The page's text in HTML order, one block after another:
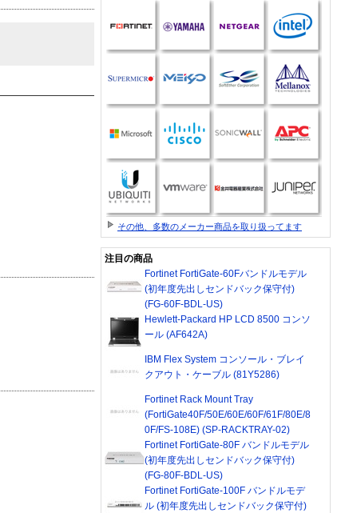
その他、多数のメーカー商品を取り扱ってます
注目の商品
Fortinet FortiGate-60Fバンドルモデル
(初年度先出しセンドバック保守付)
(FG-60F-BDL-US)
Hewlett-Packard HP LCD 8500 コンソ
ール (AF642A)
IBM Flex System コンソール・ブレイ
クアウト・ケーブル (81Y5286)
Fortinet Rack Mount Tray
(FortiGate40F/50E/60E/60F/61F/80E/8
0F/FS-108E) (SP-RACKTRAY-02)
Fortinet FortiGate-80F バンドルモデル
(初年度先出しセンドバック保守付)
(FG-80F-BDL-US)
Fortinet FortiGate-100F バンドルモデ
ル (初年度先出しセンドバック保守付)